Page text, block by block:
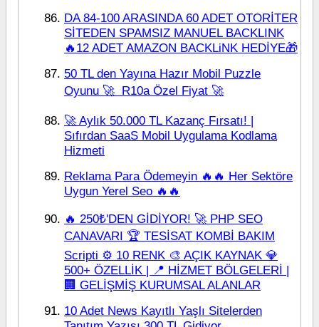
DA 84-100 ARASINDA 60 ADET OTORİTER
SİTEDEN SPAMSIZ MANUEL BACKLINK
🔥12 ADET AMAZON BACKLiNK HEDİYE🎁
50 TL den Yayına Hazır Mobil Puzzle
Oyunu 🚀  R10a Özel Fiyat 🚀
🚀 Aylık 50.000 TL Kazanç Fırsatı! |
Sıfırdan SaaS Mobil Uygulama Kodlama
Hizmeti
Reklama Para Ödemeyin 🔥🔥 Her Sektöre
Uygun Yerel Seo 🔥🔥
🔥 250₺'DEN GİDİYOR! 🚀 PHP SEO
CANAVARI 🏆 TESİSAT KOMBİ BAKIM
Scripti ⚙️ 10 RENK 🎨 AÇIK KAYNAK 💎
500+ ÖZELLİK | 📍 HİZMET BÖLGELERİ |
🏢 GELİŞMİŞ KURUMSAL ALANLAR
10 Adet News Kayıtlı Yaşlı Sitelerden